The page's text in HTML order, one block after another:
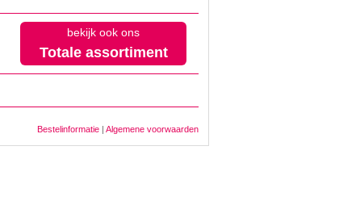
bekijk ook ons
Totale assortiment
Bestelinformatie | Algemene voorwaarden